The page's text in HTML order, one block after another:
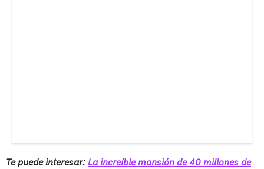
Te puede interesar: La increíble mansión de 40 millones de